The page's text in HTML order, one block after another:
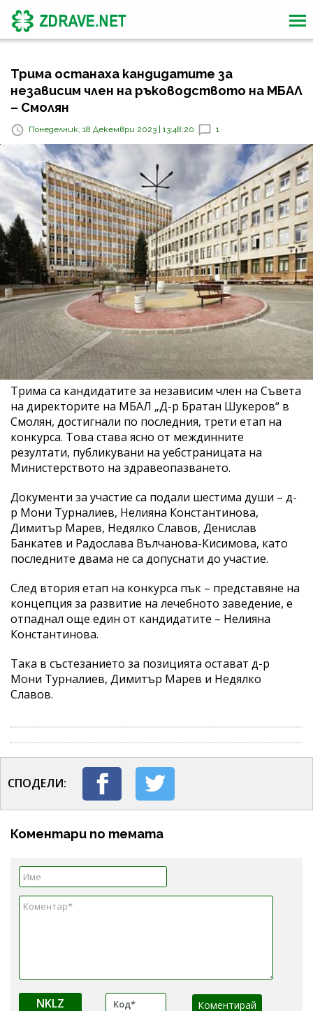
Трима останаха кандидатите за
независим член на ръководството на МБАЛ
– Смолян
Понеделник, 18 Декември 2023 | 13:48:20 1
Трима са кандидатите за независим член на Съвета
на директорите на МБАЛ „Д-р Братан Шукеров“ в
Смолян, достигнали по последния, трети етап на
конкурса. Това става ясно от междинните
резултати, публикувани на уебстраницата на
Министерството на здравеопазването.
Документи за участие са подали шестима души – д-
р Мони Турналиев, Нелияна Константинова,
Димитър Марев, Недялко Славов, Денислав
Банкатев и Радослава Вълчанова-Кисимова, като
последните двама не са допуснати до участие.
След втория етап на конкурса пък – представяне на
концепция за развитие на лечебното заведение, е
отпаднал още един от кандидатите – Нелияна
Константинова.
Така в състезанието за позицията остават д-р
Мони Турналиев, Димитър Марев и Недялко
Славов.
СПОДЕЛИ:
Коментари по темата
NKLZ